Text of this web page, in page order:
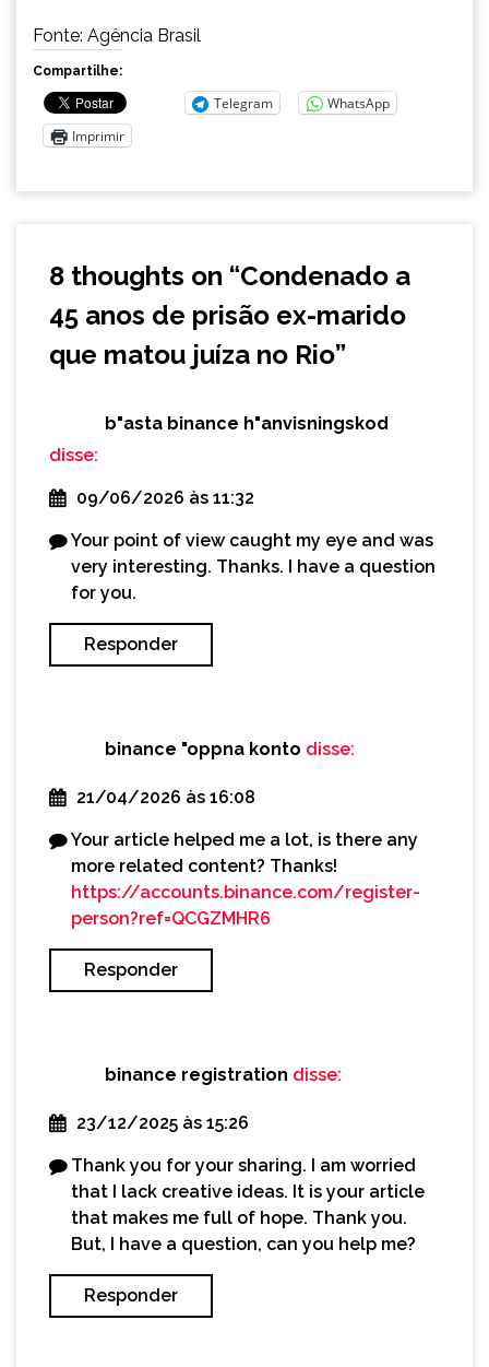
Fonte: Agência Brasil
Compartilhe:
Telegram
WhatsApp
Imprimir
8 thoughts on “Condenado a
45 anos de prisão ex-marido
que matou juíza no Rio”
b"asta binance h"anvisningskod
disse:
09/06/2026 às 11:32
Your point of view caught my eye and was
very interesting. Thanks. I have a question
for you.
Responder
binance "oppna konto disse:
21/04/2026 às 16:08
Your article helped me a lot, is there any
more related content? Thanks!
https://accounts.binance.com/register-
person?ref=QCGZMHR6
Responder
binance registration disse:
23/12/2025 às 15:26
Thank you for your sharing. I am worried
that I lack creative ideas. It is your article
that makes me full of hope. Thank you.
But, I have a question, can you help me?
Responder